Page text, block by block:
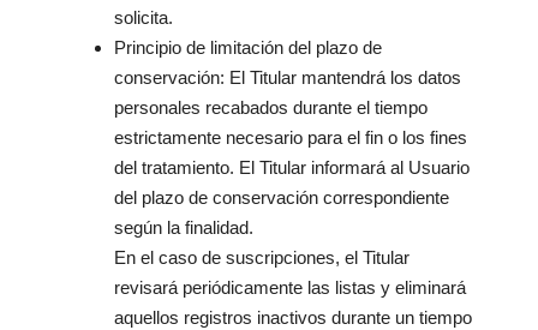
solicita.
Principio de limitación del plazo de
conservación: El Titular mantendrá los datos
personales recabados durante el tiempo
estrictamente necesario para el fin o los fines
del tratamiento. El Titular informará al Usuario
del plazo de conservación correspondiente
según la finalidad.
En el caso de suscripciones, el Titular
revisará periódicamente las listas y eliminará
aquellos registros inactivos durante un tiempo